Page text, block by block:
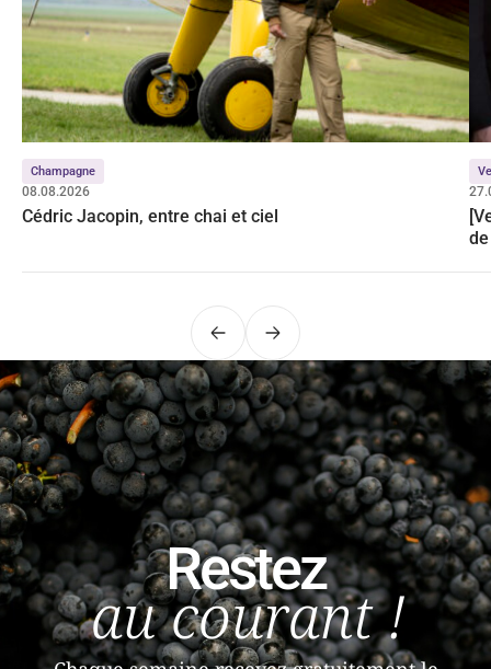
Champagne
08.08.2026
Cédric Jacopin, entre chai et ciel
PrécédentSuivant
Restez
au courant !